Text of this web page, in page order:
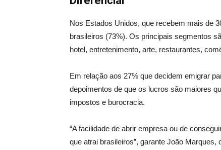
Nos Estados Unidos, que recebem mais de
brasileiros (73%). Os principais segmentos
hotel, entretenimento, arte, restaurantes,
Em relação aos 27% que decidem emigrar
depoimentos de que os lucros são maiores
impostos e burocracia.
“A facilidade de abrir empresa ou de
que atrai brasileiros”, garante João